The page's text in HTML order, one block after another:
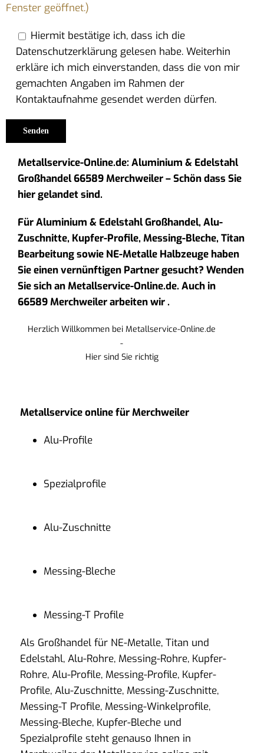
Fenster geöffnet.)
Hiermit bestätige ich, dass ich die
Datenschutzerklärung gelesen habe. Weiterhin
erkläre ich mich einverstanden, dass die von mir
gemachten Angaben im Rahmen der
Kontaktaufnahme gesendet werden dürfen.
Metallservice-Online.de: Aluminium & Edelstahl
Großhandel 66589 Merchweiler – Schön dass Sie
hier gelandet sind.
Für Aluminium & Edelstahl Großhandel, Alu-
Zuschnitte, Kupfer-Profile, Messing-Bleche, Titan
Bearbeitung sowie NE-Metalle Halbzeuge haben
Sie einen vernünftigen Partner gesucht? Wenden
Sie sich an Metallservice-Online.de. Auch in
66589 Merchweiler arbeiten wir .
Herzlich Willkommen bei Metallservice-Online.de
-
Hier sind Sie richtig
Metallservice online für Merchweiler
Alu-Profile
Spezialprofile
Alu-Zuschnitte
Messing-Bleche
Messing-T Profile
Als Großhandel für NE-Metalle, Titan und
Edelstahl, Alu-Rohre, Messing-Rohre, Kupfer-
Rohre, Alu-Profile, Messing-Profile, Kupfer-
Profile, Alu-Zuschnitte, Messing-Zuschnitte,
Messing-T Profile, Messing-Winkelprofile,
Messing-Bleche, Kupfer-Bleche und
Spezialprofile steht genauso Ihnen in